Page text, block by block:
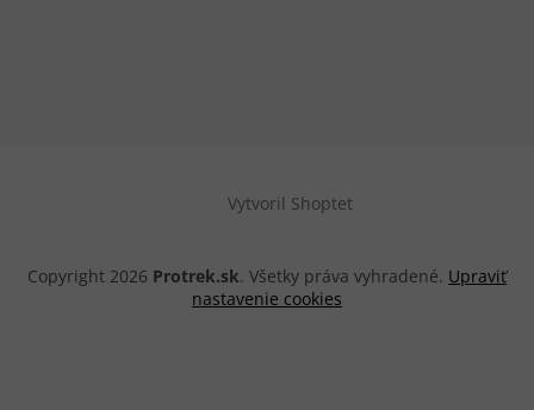
Vytvoril Shoptet
Copyright 2026 Protrek.sk. Všetky práva vyhradené. Upraviť
nastavenie cookies